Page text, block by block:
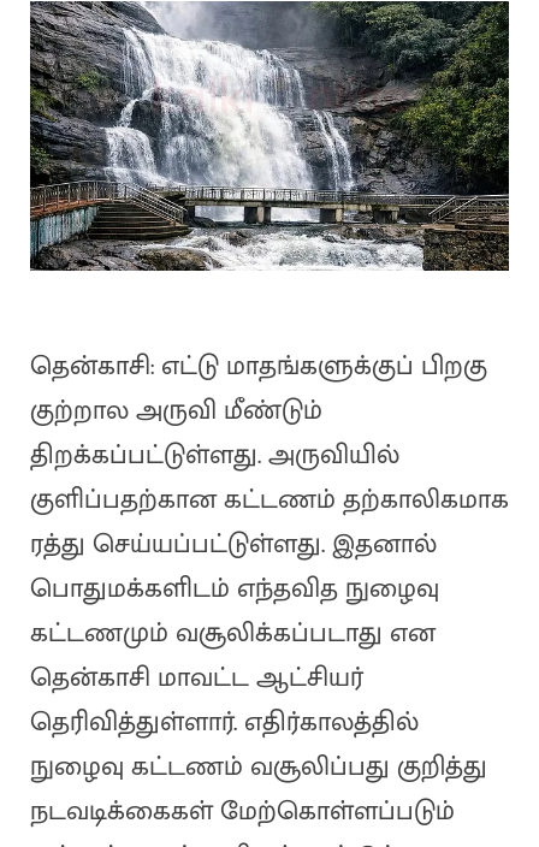
தென்காசி: எட்டு மாதங்களுக்குப் பிறகு
குற்றால அருவி மீண்டும்
திறக்கப்பட்டுள்ளது. அருவியில்
குளிப்பதற்கான கட்டணம் தற்காலிகமாக
ரத்து செய்யப்பட்டுள்ளது. இதனால்
பொதுமக்களிடம் எந்தவித நுழைவு
கட்டணமும் வசூலிக்கப்படாது என
தென்காசி மாவட்ட ஆட்சியர்
தெரிவித்துள்ளார். எதிர்காலத்தில்
நுழைவு கட்டணம் வசூலிப்பது குறித்து
நடவடிக்கைகள் மேற்கொள்ளப்படும்